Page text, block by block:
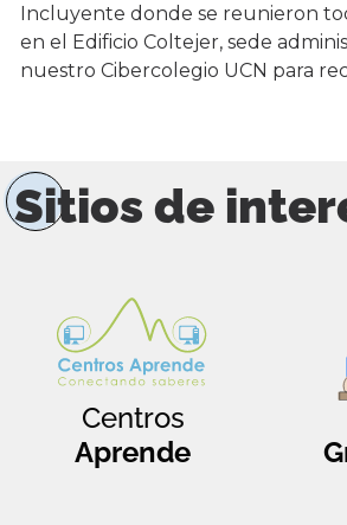
Incluyente donde se reunieron
en el Edificio Coltejer, sede
nuestro Cibercolegio UCN para
Sitios de
Centros
Aprende